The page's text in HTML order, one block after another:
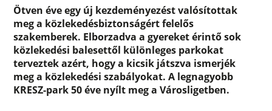
Ötven éve egy új kezdeményezést valósítottak
meg a közlekedésbiztonságért felelős
szakemberek. Elborzadva a gyereket érintő sok
közlekedési balesettől különleges parkokat
terveztek azért, hogy a kicsik játszva ismerjék
meg a közlekedési szabályokat. A legnagyobb
KRESZ-park 50 éve nyílt meg a Városligetben.